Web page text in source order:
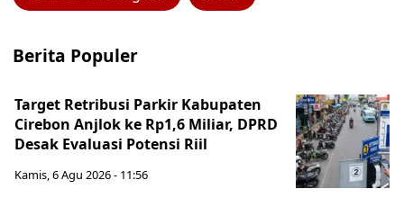
Berita Populer
Target Retribusi Parkir Kabupaten
Cirebon Anjlok ke Rp1,6 Miliar, DPRD
Desak Evaluasi Potensi Riil
Kamis, 6 Agu 2026 - 11:56